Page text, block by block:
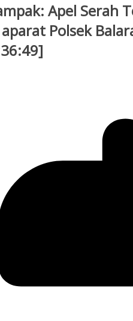
Apel Serah
Polsek